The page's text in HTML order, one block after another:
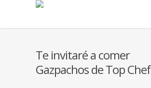
Te invitaré a comer
Gazpachos de Top Chef